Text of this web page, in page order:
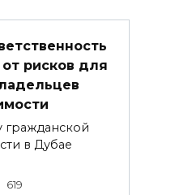
рисков для
гражданской
в Дубае
619